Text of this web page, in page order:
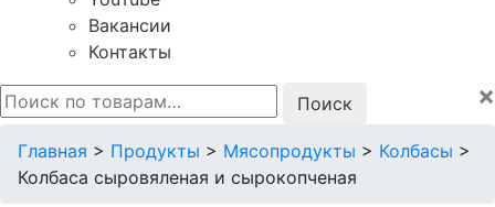
Вакансии
Контакты
Искать:
×
Главная > Продукты > Мясопродукты > Колбасы >
Колбаса сыровяленая и сырокопченая